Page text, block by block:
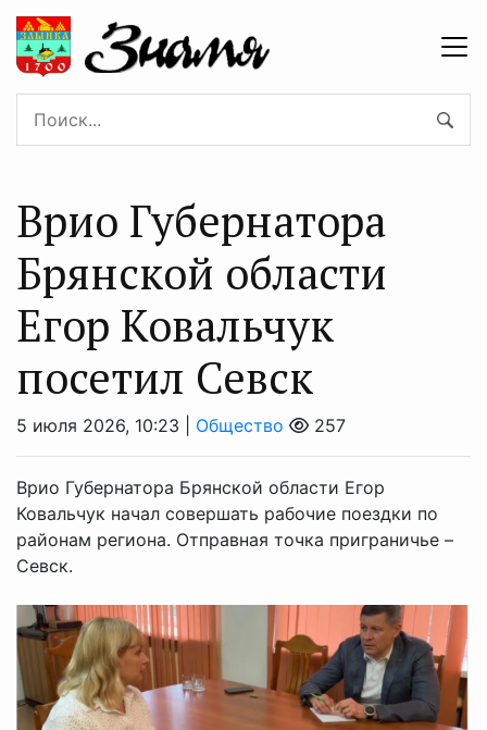
Врио Губернатора
Брянской области
Егор Ковальчук
посетил Севск
5 июля 2026, 10:23 | Общество 257
Врио Губернатора Брянской области Егор
Ковальчук начал совершать рабочие поездки по
районам региона. Отправная точка приграничье –
Севск.